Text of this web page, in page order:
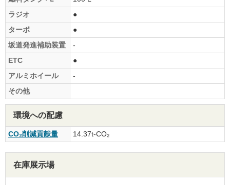
ラジオ
●
ターボ
●
坂道発進補助装置
-
ETC
●
アルミホイール
-
その他
環境への配慮
CO₂削減貢献量 14.37t-CO₂
在庫展示場